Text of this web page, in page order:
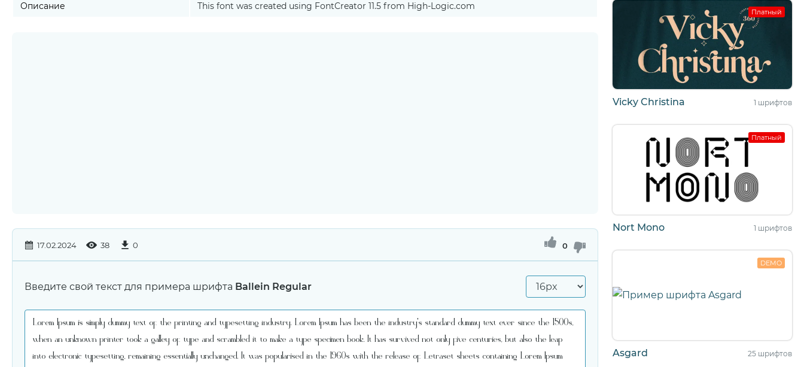
Описание This font was created using FontCreator 11.5 from High-Logic.com
17.02.2024 38 0 0
Введите свой текст для примера шрифта Ballein Regular
Платный
Vicky Christina 1 шрифтов
Платный
Nort Mono 1 шрифтов
DEMO
Asgard 25 шрифтов